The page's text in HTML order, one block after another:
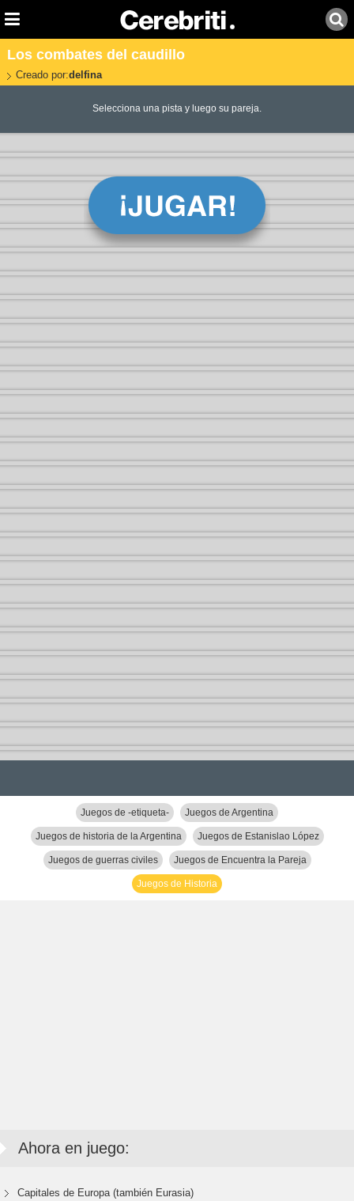
Los combates del caudillo
Creado por:delfina
Selecciona una pista y luego su pareja.
Juegos de -etiqueta- Juegos de Argentina
Juegos de historia de la Argentina Juegos de Estanislao López
Juegos de guerras civiles Juegos de Encuentra la Pareja
Juegos de Historia
Ahora en juego:
Capitales de Europa (también Eurasia)